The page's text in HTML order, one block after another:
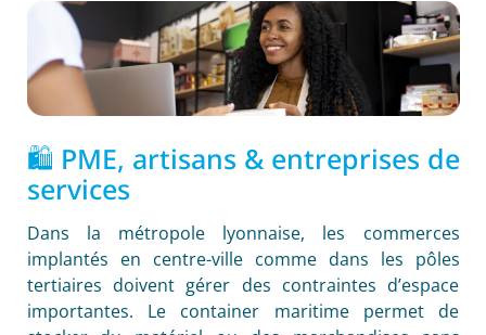
🛍️ PME, artisans & entreprises de
services
Dans la métropole lyonnaise, les commerces
implantés en centre-ville comme dans les pôles
tertiaires doivent gérer des contraintes d’espace
importantes. Le container maritime permet de